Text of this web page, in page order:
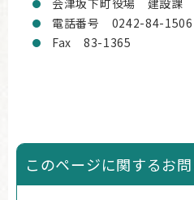
電話番号 0242-84-1506
Fax 83-1365
このページに関するお